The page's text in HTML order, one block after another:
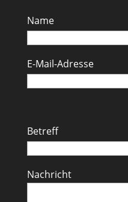
Name
E-Mail-Adresse
Betreff
Nachricht